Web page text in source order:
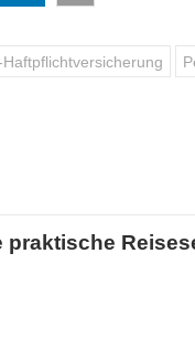
Haftpflichtversicherung
praktische